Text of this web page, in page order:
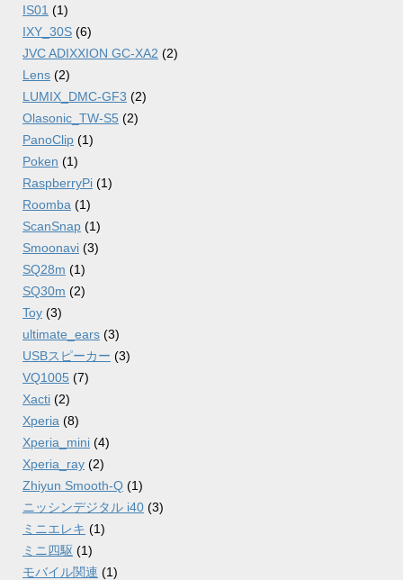
IS01 (1)
IXY_30S (6)
JVC ADIXXION GC-XA2 (2)
Lens (2)
LUMIX_DMC-GF3 (2)
Olasonic_TW-S5 (2)
PanoClip (1)
Poken (1)
RaspberryPi (1)
Roomba (1)
ScanSnap (1)
Smoonavi (3)
SQ28m (1)
SQ30m (2)
Toy (3)
ultimate_ears (3)
USBスピーカー (3)
VQ1005 (7)
Xacti (2)
Xperia (8)
Xperia_mini (4)
Xperia_ray (2)
Zhiyun Smooth-Q (1)
ニッシンデジタル i40 (3)
ミニエレキ (1)
ミニ四駆 (1)
モバイル関連 (1)